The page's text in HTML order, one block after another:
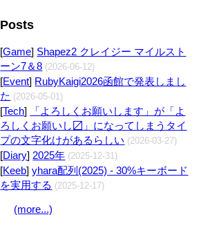
Posts
[Game] Shapez2 クレイジー マイルスト
ーン7＆8 (2026-06-12)
[Event] RubyKaigi2026函館で発表しまし
た (2026-05-01)
[Tech]
「よろしくお願いします」が「よ
ろしくお願いし〼」になってしまうタイ
プの文字化けがあるらしい (2026-03-27)
[Diary] 2025年 (2025-12-31)
[Keeb]yhara配列(2025) - 30%キーボード
を実用する (2025-12-17)
(more...)